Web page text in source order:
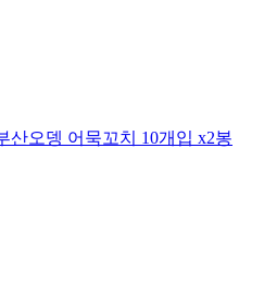
산오뎅 어묵꼬치 10개입 x2봉